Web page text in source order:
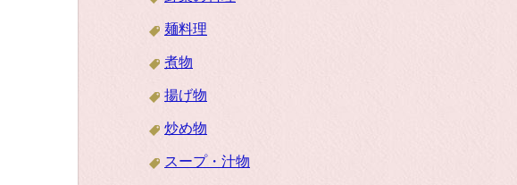
麺料理
煮物
揚げ物
炒め物
スープ・汁物